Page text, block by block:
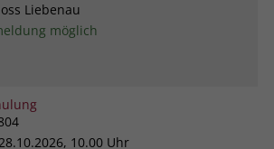
Liebenau
möglich
10.00 Uhr